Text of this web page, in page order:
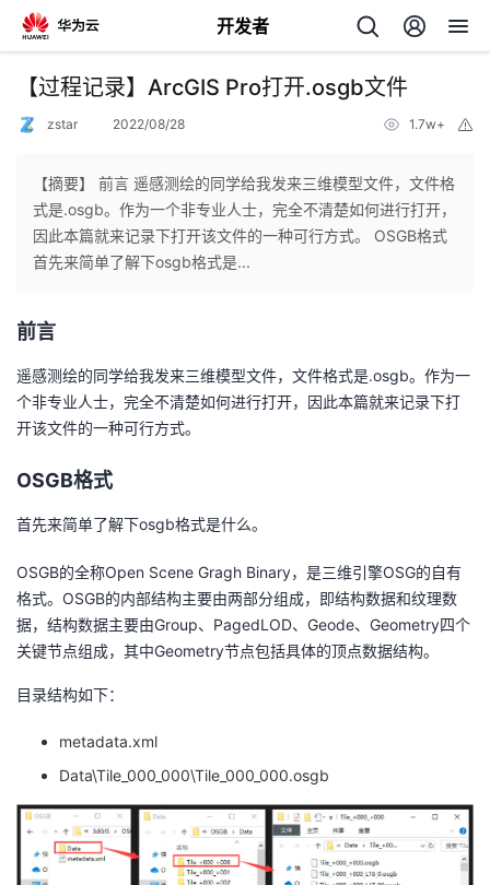
开发者
返
个
人
主
页
的
开
发
者
我
的
博
客
我
的
论
我
的
子
我
直
的
我
【过程记录】ArcGIS Pro打开.osgb文件
zstar 2022/08/28 1.7w+
【摘要】 前言 遥感测绘的同学给我发来三维模型文件，文件格
式是.osgb。作为一个非专业人士，完全不清楚如何进行打开，
因此本篇就来记录下打开该文件的一种可行方式。 OSGB格式
首先来简单了解下osgb格式是...
前言
遥感测绘的同学给我发来三维模型文件，文件格式是.osgb。作为一
个非专业人士，完全不清楚如何进行打开，因此本篇就来记录下打
开该文件的一种可行方式。
OSGB格式
首先来简单了解下osgb格式是什么。
OSGB的全称Open Scene Gragh Binary，是三维引擎OSG的自有
格式。OSGB的内部结构主要由两部分组成，即结构数据和纹理数
据，结构数据主要由Group、PagedLOD、Geode、Geometry四个
关键节点组成，其中Geometry节点包括具体的顶点数据结构。
目录结构如下：
metadata.xml
Data\Tile_000_000\Tile_000_000.osgb